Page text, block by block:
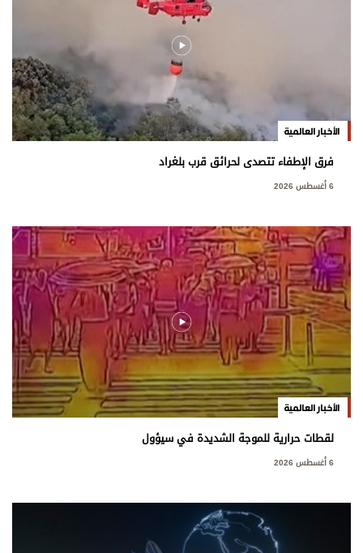
الأخبار العالمية
فرق الإطفاء تتصدى لحرائق قرب بلغراد
6 أغسطس 2026
الأخبار العالمية
لقطات حرارية للموجة الشديدة في سيؤول
6 أغسطس 2026